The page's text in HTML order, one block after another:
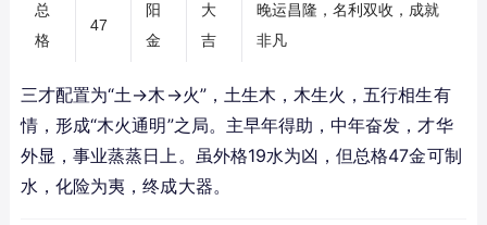
总
格
47
阳
金
大
吉
晚运昌隆，名利双收，成就
非凡
三才配置为“土→木→火”，土生木，木生火，五行相生有
情，形成“木火通明”之局。主早年得助，中年奋发，才华
外显，事业蒸蒸日上。虽外格19水为凶，但总格47金可制
水，化险为夷，终成大器。